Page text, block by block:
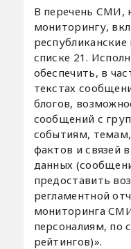
В перечень СМИ,
мониторингу,
списке 21.
обеспечить, в
текстах
блогов,
сообщений с
событиям,
фактов и связей
данных
предоставить
регламентной
мониторинга
персоналиям, по
рейтингов)».